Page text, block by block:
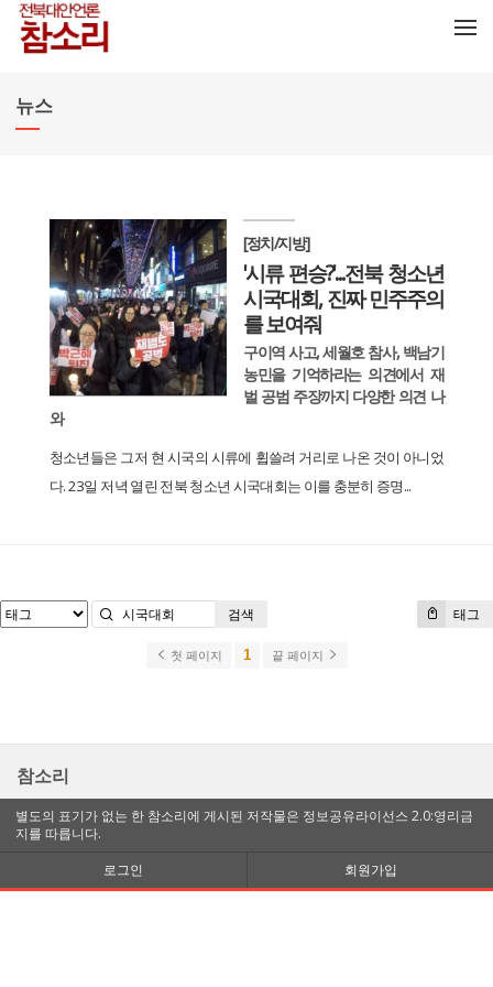
뉴스
[정치/지방]
'시류 편승?'...전북 청소년
시국대회, 진짜 민주주의
를 보여줘
구이역 사고, 세월호 참사, 백남기
농민을 기억하라는 의견에서 재
벌 공범 주장까지 다양한 의견 나
와
청소년들은 그저 현 시국의 시류에 휩쓸려 거리로 나온 것이 아니었
다. 23일 저녁 열린 전북 청소년 시국대회는 이를 충분히 증명...
태그
검색
첫 페이지 1 끝 페이지
참소리
별도의 표기가 없는 한 참소리에 게시된 저작물은 정보공유라이선스 2.0:영리금
지를 따릅니다.
로그인
회원가입